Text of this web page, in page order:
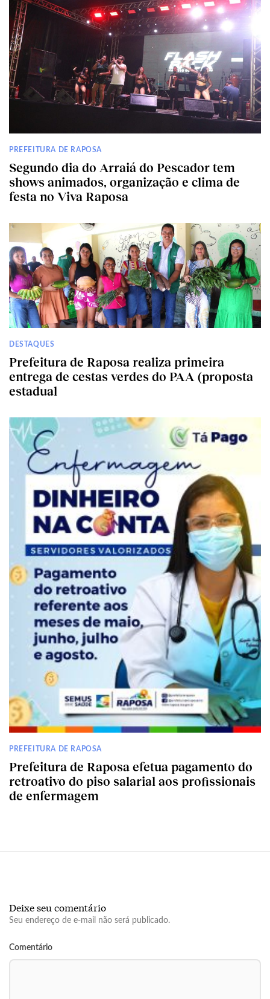
PREFEITURA DE RAPOSA
Segundo dia do Arraiá do Pescador tem
shows animados, organização e clima de
festa no Viva Raposa
DESTAQUES
Prefeitura de Raposa realiza primeira
entrega de cestas verdes do PAA (proposta
estadual
PREFEITURA DE RAPOSA
Prefeitura de Raposa efetua pagamento do
retroativo do piso salarial aos profissionais
de enfermagem
Deixe seu comentário
Seu endereço de e-mail não será publicado.
Comentário